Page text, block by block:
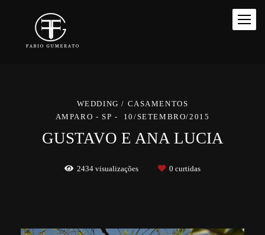
WEDDING / CASAMENTOS
AMPARO - SP
10/SETEMBRO/2015
GUSTAVO E ANA LUCIA
2434 visualizações 0 curtidas